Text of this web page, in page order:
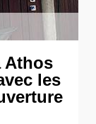
Athos
les